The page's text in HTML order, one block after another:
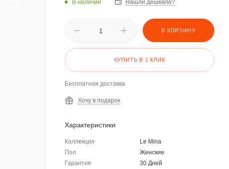
В наличии Нашли дешевле?
В КОРЗИНУ
КУПИТЬ В 1 КЛИК
Бесплатная доставка
Хочу в подарок
Характеристики
Коллекция
Le Mina
Пол
Женские
Гарантия
30 Дней